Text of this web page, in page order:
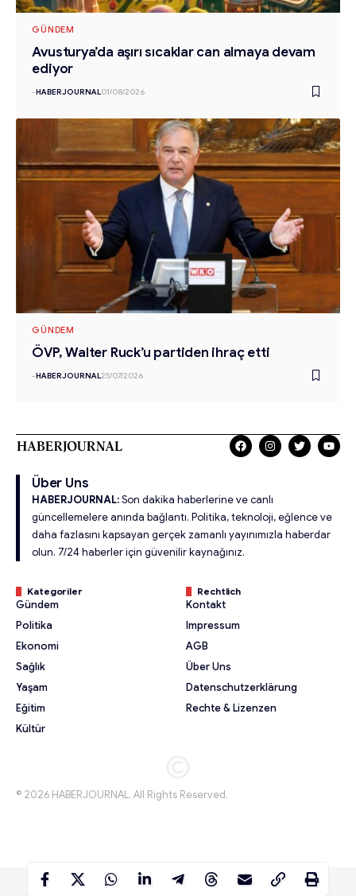
GÜNDEM
Avusturya’da aşırı sıcaklar can almaya devam
ediyor
-HABERJOURNAL01/08/2026
GÜNDEM
ÖVP, Walter Ruck’u partiden ihraç etti
-HABERJOURNAL25/07/2026
Über Uns
HABERJOURNAL:Son dakika haberlerine ve canlı
güncellemelere anında bağlantı. Politika, teknoloji, eğlence ve
daha fazlasını kapsayan gerçek zamanlı yayınımızla haberdar
olun. 7/24 haberler için güvenilir kaynağınız.
Kategoriler
Gündem
Politika
Ekonomi
Sağlık
Yaşam
Eğitim
Kültür
Rechtlich
Kontakt
Impressum
AGB
Über Uns
Datenschutzerklärung
Rechte & Lizenzen
© 2026 HABERJOURNAL. All Rights Reserved.
© 2026 HABERJOURNAL. All Rights Reserved.